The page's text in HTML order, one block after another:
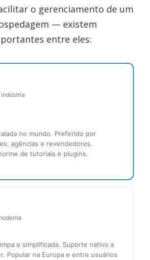
o gerenciamento de um
— existem
entre eles:
no mundo. Preferido por
agências e revendedores.
de tutoriais e plugins.
e simplificada. Suporte nativo a
Popular na Europa e entre usuários